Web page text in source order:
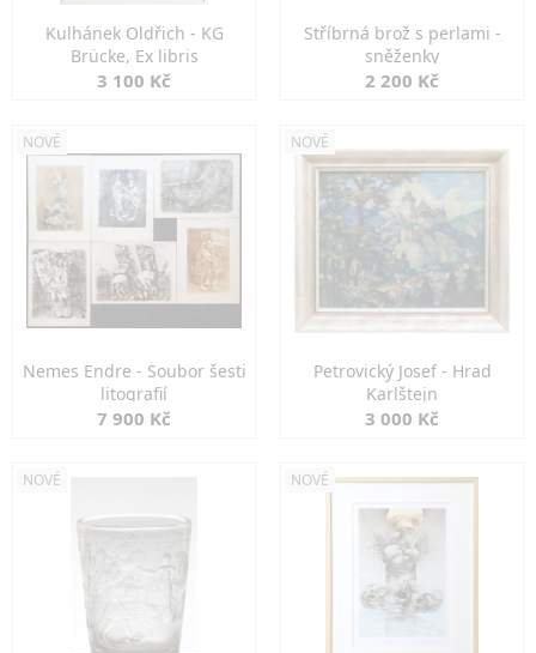
Kulhánek Oldřich - KG
Brücke, Ex libris
3 100 Kč
Stříbrná brož s perlami -
sněženky
2 200 Kč
NOVÉ
Nemes Endre - Soubor šesti
litografií
7 900 Kč
NOVÉ
Petrovický Josef - Hrad
Karlštejn
3 000 Kč
NOVÉ NOVÉ